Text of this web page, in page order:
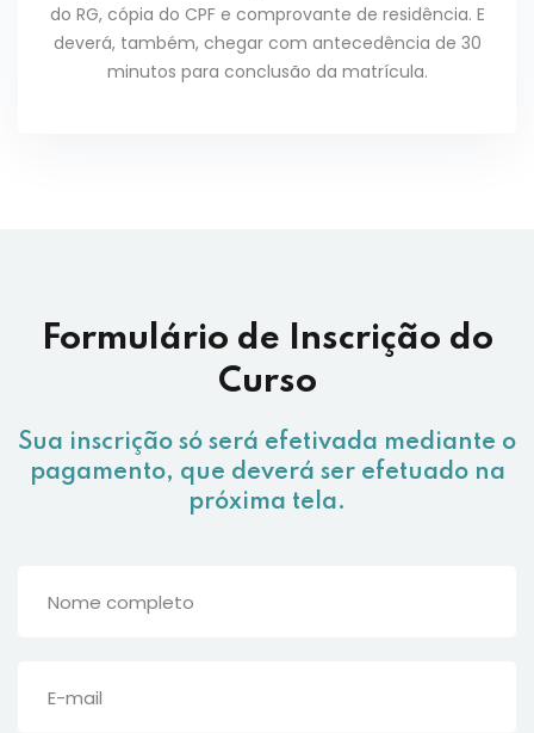
do RG, cópia do CPF e comprovante de residência. E
deverá, também, chegar com antecedência de 30
minutos para conclusão da matrícula.
Formulário de Inscrição do
Curso
Sua inscrição só será efetivada mediante o
pagamento, que deverá ser efetuado na
próxima tela.